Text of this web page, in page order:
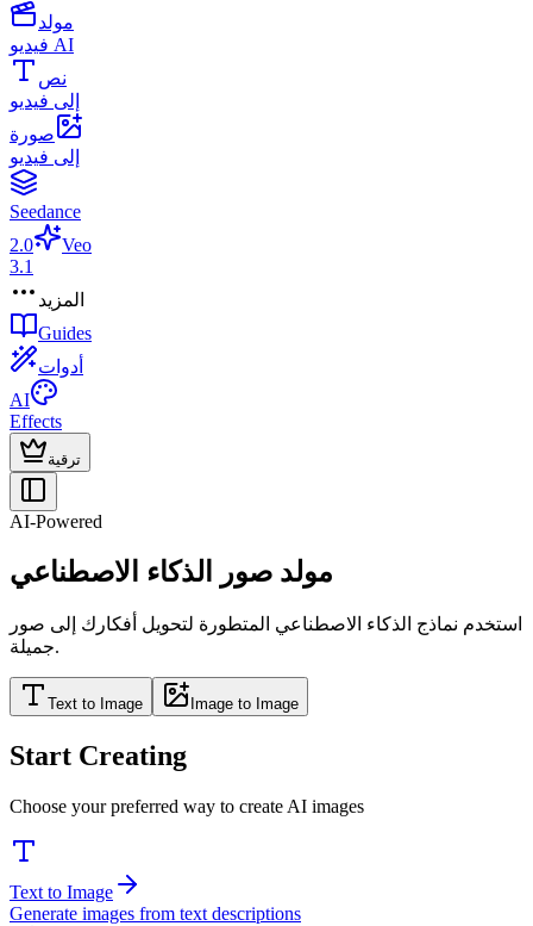
مولد
فيديو AI
نص
إلى فيديو
صورة
إلى فيديو
Seedance
2.0
Veo
3.1
المزيد
Guides
أدوات
AI
Effects
ترقية
AI-Powered
مولد صور الذكاء الاصطناعي
استخدم نماذج الذكاء الاصطناعي المتطورة لتحويل أفكارك إلى صور
جميلة.
Text to Image Image to Image
Start Creating
Choose your preferred way to create AI images
Text to Image
Generate images from text descriptions